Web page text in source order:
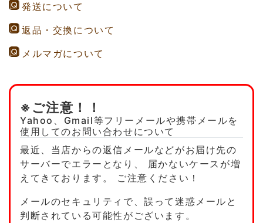
発送について
返品・交換について
メルマガについて
※ご注意！！
Yahoo、Gmail等フリーメールや携帯メールを
使用してのお問い合わせについて
最近、当店からの返信メールなどがお届け先の
サーバーでエラーとなり、 届かないケースが増
えてきております。 ご注意ください！
メールのセキュリティで、誤って迷惑メールと
判断されている可能性がございます。